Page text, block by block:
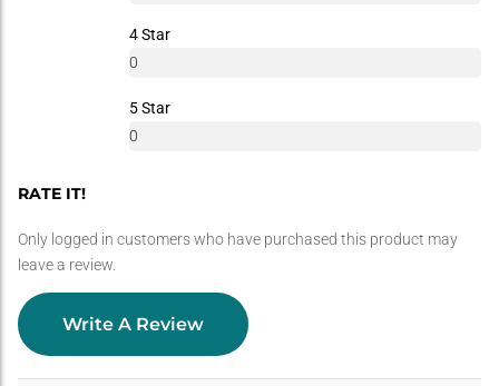
4 Star
0
5 Star
0
RATE IT!
Only logged in customers who have purchased this product may
leave a review.
Write A Review